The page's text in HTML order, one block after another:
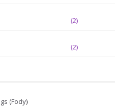
(2)
(2)
(Fody)